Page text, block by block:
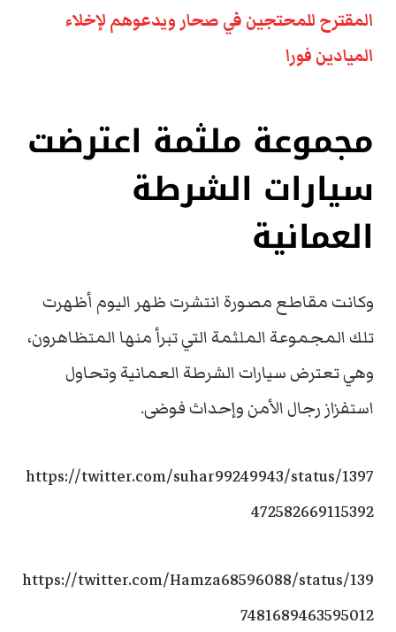
المقترح للمحتجين في صحار ويدعوهم لإخلاء
الميادين فورا
مجموعة ملثمة اعترضت
سيارات الشرطة
العمانية
وكانت مقاطع مصورة انتشرت ظهر اليوم أظهرت
تلك المجموعة الملثمة التي تبرأ منها المتظاهرون،
وهي تعترض سيارات الشرطة العمانية وتحاول
استفزاز رجال الأمن وإحداث فوضى.
https://twitter.com/suhar99249943/status/1397
472582669115392
https://twitter.com/Hamza68596088/status/139
7481689463595012